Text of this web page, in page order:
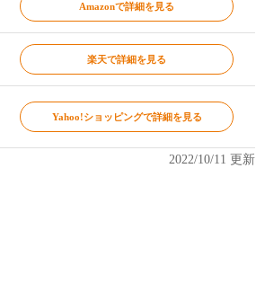
Amazonで詳細を見る
楽天で詳細を見る
Yahoo!ショッピングで詳細を見る
2022/10/11 更新